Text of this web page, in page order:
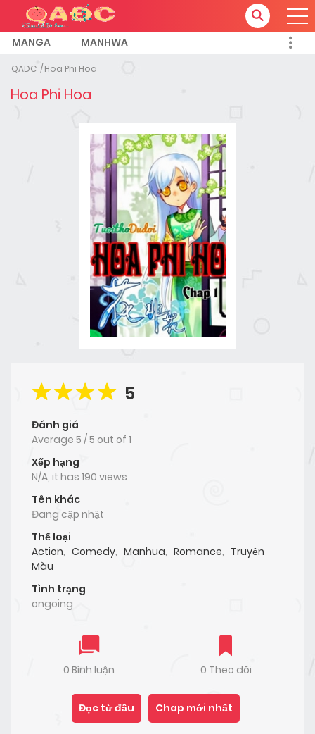
MANGA MANHWA
QADC Hoa Phi Hoa
Hoa Phi Hoa
5
Đánh giá
Average 5 /5 out of 1
Xếp hạng
N/A, it has 190 views
Tên khác
Đang cập nhật
Thể loại
Action, Comedy, Manhua, Romance, Truyện
Màu
Tình trạng
ongoing
0 Bình luận 0 Theo dõi
Đọc từ đầu Chap mới nhất